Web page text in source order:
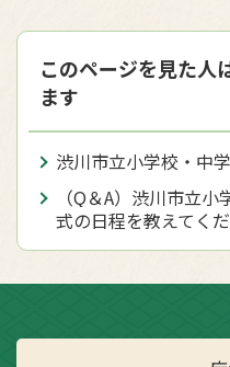
このページを見た人
ます
渋川市立小学校・中
（Q＆A）渋川市立
式の日程を教えてくだ